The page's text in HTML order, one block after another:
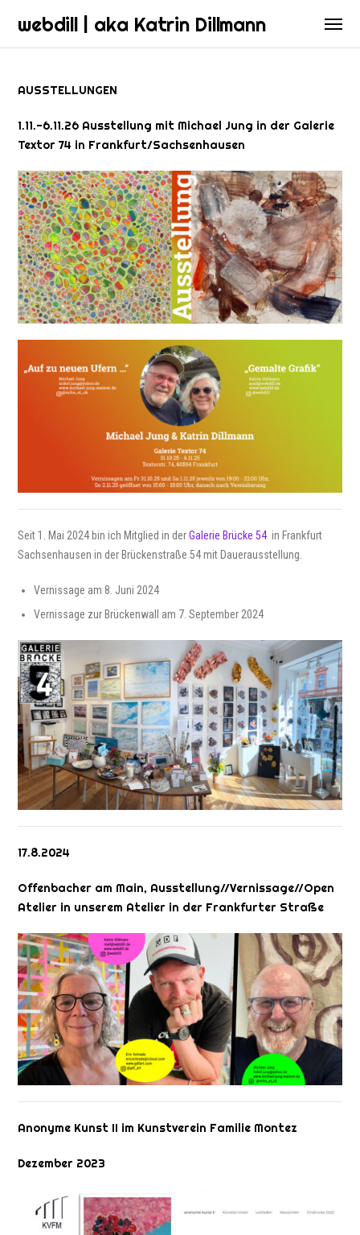
webdill | aka Katrin Dillmann
AUSSTELLUNGEN
1.11.-6.11.26 Ausstellung mit Michael Jung in der Galerie
Textor 74 in Frankfurt/Sachsenhausen
Seit 1. Mai 2024 bin ich Mitglied in derGalerie Brücke 54in Frankfurt
Sachsenhausen in der Brückenstraße 54 mit Dauerausstellung.
Vernissage am 8. Juni 2024
Vernissage zur Brückenwall am 7. September 2024
17.8.2024
Offenbacher am Main, Ausstellung//Vernissage//Open
Atelier in unserem Atelier in der Frankfurter Straße
Anonyme Kunst II im Kunstverein Familie Montez
Dezember 2023